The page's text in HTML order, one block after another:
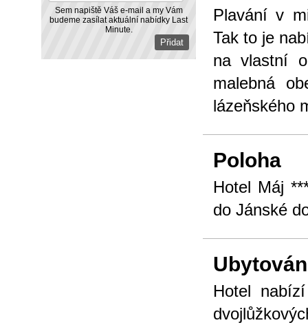
Plavání v
Tak to je
na vlastní
malebná
lázeňského
Poloha
Hotel Máj
do Jánské
Hotel
Sem napiště Váš e-mail a my Vám
budeme zasílat aktuální nabídky Last
Minute.